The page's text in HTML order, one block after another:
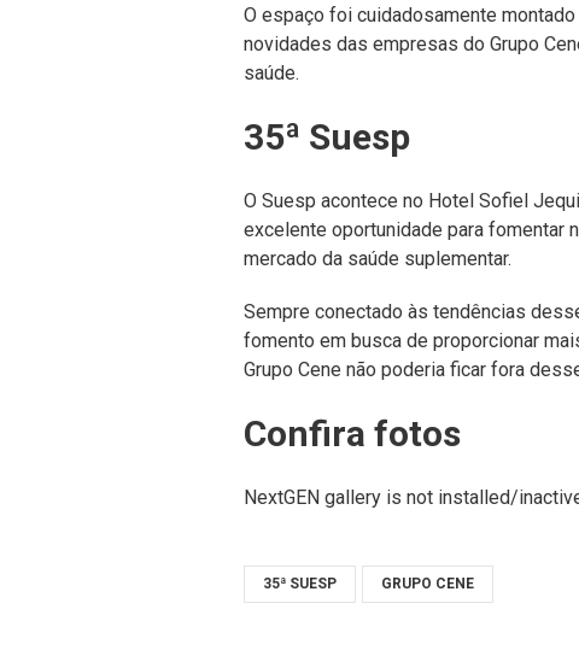
O espaço foi cuidadosamente
novidades das empresas do Grupo
saúde.
35ª Suesp
O Suesp acontece no Hotel Sofiel
excelente oportunidade para fomentar
mercado da saúde suplementar.
Sempre conectado às tendências
fomento em busca de proporcionar
Grupo Cene não poderia ficar fora
Confira fotos
NextGEN gallery is not installed/
35ª SUESP GRUPO CENE